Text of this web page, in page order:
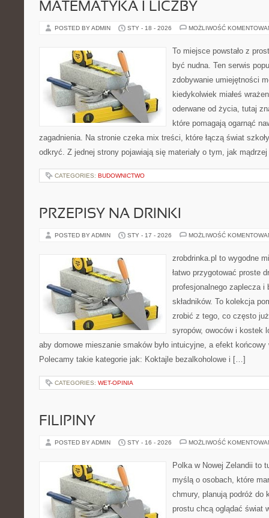
MATEMATYKA I LICZBY
POSTED BY ADMIN STY - 18 - 2026 MOŻLIWOŚĆ
To miejsce powstało z
być nudna. Ten serwis
zdobywanie umiejętności
kiedykolwiek miałeś
oderwane od życia, tutaj
które pomagają ogarnąć
zagadnienia. Na stronie czeka mix treści, które łączą świat
odkryć. Z jednej strony pojawiają się materiały o tym, jak
CATEGORIES: BUDOWNICTWO
PRZEPISY NA DRINKI
POSTED BY ADMIN STY - 17 - 2026 MOŻLIWOŚĆ
zrobdrinka.pl to wygodne
łatwo przygotować proste
profesjonalnego zaplecza i
składników. To kolekcja
zrobić z tego, co często
syropów, owoców i kostek
aby domowe mieszanie smaków było intuicyjne, a efekt końcowy
Polecamy takie kategorie jak: Koktajle bezalkoholowe i […]
CATEGORIES: WET-OPINIA
FILIPINY
POSTED BY ADMIN STY - 16 - 2026 MOŻLIWOŚĆ
Polka w Nowej Zelandii to
myślą o osobach, które
chmury, planują podróż do
prostu chcą oglądać świat